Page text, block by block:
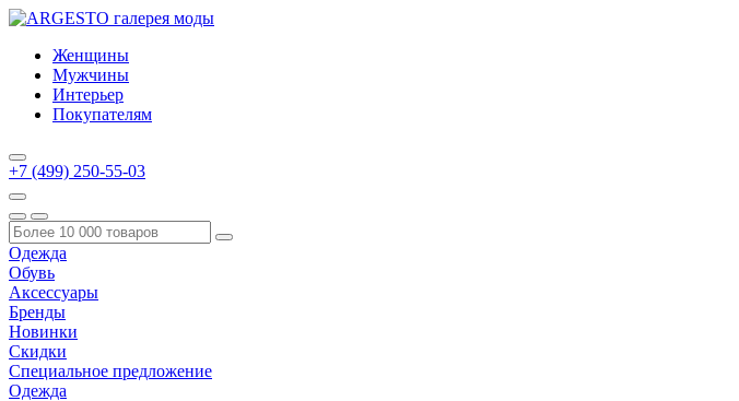
Женщины
Мужчины
Интерьер
Покупателям
+7 (499) 250-55-03
Одежда
Обувь
Аксессуары
Бренды
Новинки
Скидки
Специальное предложение
Одежда